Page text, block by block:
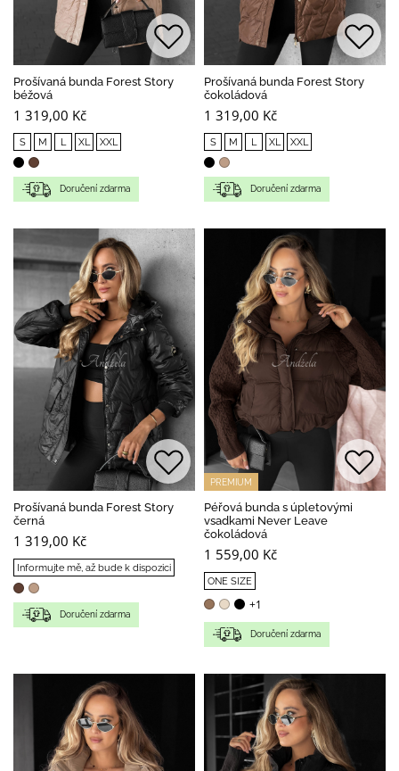
Prošívaná bunda Forest Story
béžová
1 319,00 Kč
S M L XL XXL
Doručení zdarma
Prošívaná bunda Forest Story
čokoládová
1 319,00 Kč
S M L XL XXL
Doručení zdarma
Prošívaná bunda Forest Story
černá
1 319,00 Kč
Informujte mě, až bude k dispozici
Doručení zdarma
PREMIUM
Péřová bunda s úpletovými
vsadkami Never Leave
čokoládová
1 559,00 Kč
ONE SIZE
+1
Doručení zdarma